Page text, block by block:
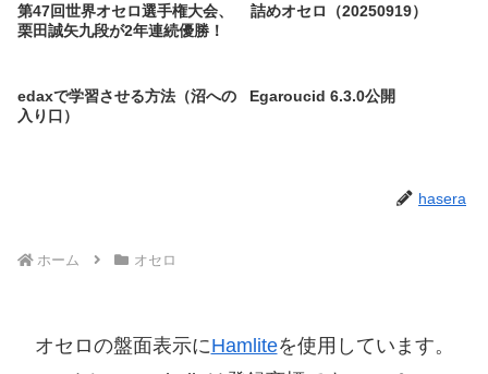
第47回世界オセロ選手権大会、
栗田誠矢九段が2年連続優勝！
詰めオセロ（20250919）
edaxで学習させる方法（沼への
入り口）
Egaroucid 6.3.0公開
hasera
ホーム オセロ
オセロの盤面表示にHamliteを使用しています。